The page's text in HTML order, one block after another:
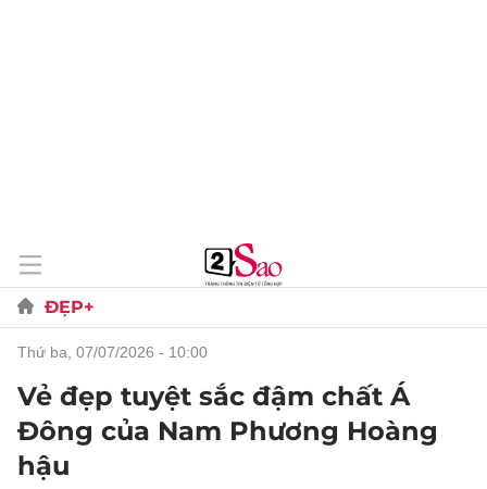
ĐẸP+
thứ ba, 07/07/2026 - 10:00
Vẻ đẹp tuyệt sắc đậm chất Á
Đông của Nam Phương Hoàng
hậu